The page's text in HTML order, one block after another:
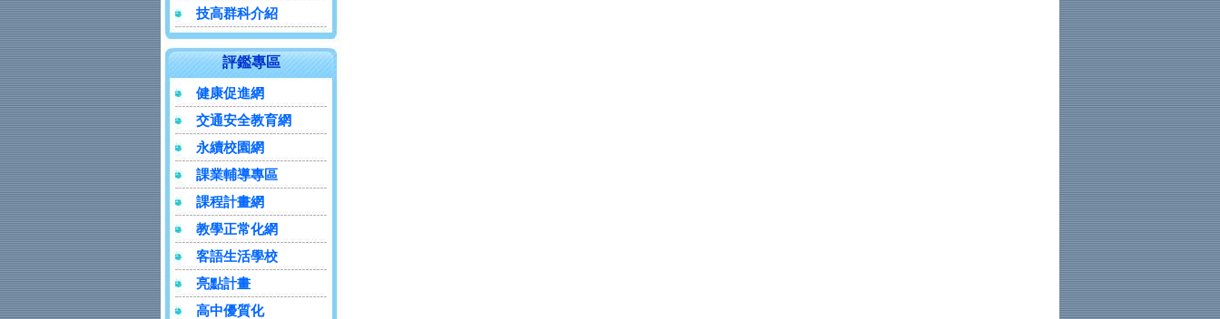
技高群科介紹
評鑑專區
健康促進網
交通安全教育網
永續校園網
課業輔導專區
課程計畫網
教學正常化網
客語生活學校
亮點計畫
高中優質化